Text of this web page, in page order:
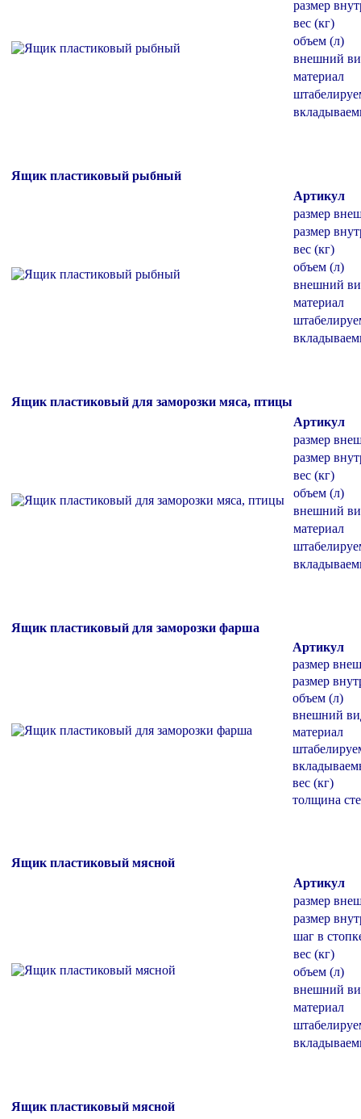
размер
вес (кг)
объем (л)
внешний
материал
Ящик пластиковый рыбный
Артикул
размер
размер
вес (кг)
объем (л)
внешний
материал
Ящик пластиковый для заморозки мяса, птицы
Артикул
размер
размер
вес (кг)
объем (л)
внешний
материал
Ящик пластиковый для заморозки фарша
Артикул
размер
размер
объем (л)
внешний
материал
вес (кг)
толщина
Ящик пластиковый мясной
Артикул
размер
размер
шаг в
вес (кг)
объем (л)
внешний
материал
Ящик пластиковый мясной